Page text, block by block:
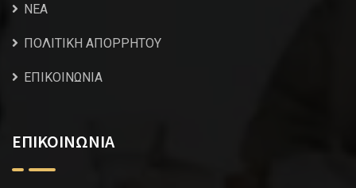
NEA
ΠΟΛΙΤΙΚΗ ΑΠΟΡΡΗΤΟΥ
ΕΠΙΚΟΙΝΩΝΙΑ
ΕΠΙΚΟΙΝΩΝΙΑ